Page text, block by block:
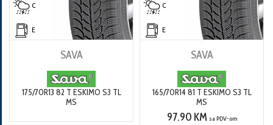
C
E
SAVA
175/70R13 82 T ESKIMO S3 TL
MS
C
E
SAVA
165/70R14 81 T ESKIMO S3 TL
MS
97.90 KM sa PDV-om